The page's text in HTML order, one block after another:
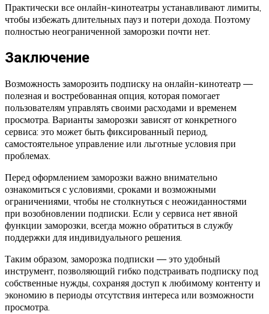
Практически все онлайн-кинотеатры устанавливают лимиты,
чтобы избежать длительных пауз и потери дохода. Поэтому
полностью неограниченной заморозки почти нет.
Заключение
Возможность заморозить подписку на онлайн-кинотеатр —
полезная и востребованная опция, которая помогает
пользователям управлять своими расходами и временем
просмотра. Варианты заморозки зависят от конкретного
сервиса: это может быть фиксированный период,
самостоятельное управление или льготные условия при
проблемах.
Перед оформлением заморозки важно внимательно
ознакомиться с условиями, сроками и возможными
ограничениями, чтобы не столкнуться с неожиданностями
при возобновлении подписки. Если у сервиса нет явной
функции заморозки, всегда можно обратиться в службу
поддержки для индивидуального решения.
Таким образом, заморозка подписки — это удобный
инструмент, позволяющий гибко подстраивать подписку под
собственные нужды, сохраняя доступ к любимому контенту и
экономию в периоды отсутствия интереса или возможности
просмотра.